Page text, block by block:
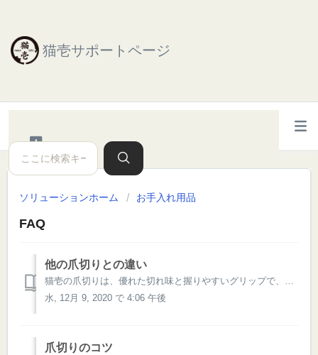
猫壱サポートページ
ソリューションホーム お手入れ用品
FAQ
他の爪切りとの違い
猫壱の爪切りは、優れた切れ味と握りやすいグリップで、ストレスがありません。 爪切りの刃は日本製のステンレス鋼を使用していて、切れ味に加え、摩耗性にも優れた品です。 刃の厚みは市販品の約2割薄いので爪を切る位置が見やすくなっています。 猫壱の爪切りは800年以上も前から続く刃物産業の町、岐阜県関市で作られて...
水, 12月 9, 2020 で 4:06 午後
爪切りのコツ